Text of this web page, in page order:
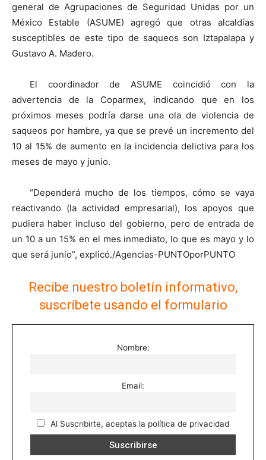
general de Agrupaciones de Seguridad Unidas por un
México Estable (ASUME) agregó que otras alcaldías
susceptibles de este tipo de saqueos son Iztapalapa y
Gustavo A. Madero.
El coordinador de ASUME coincidió con la
advertencia de la Coparmex, indicando que en los
próximos meses podría darse una ola de violencia de
saqueos por hambre, ya que se prevé un incremento del
10 al 15% de aumento en la incidencia delictiva para los
meses de mayo y junio.
“Dependerá mucho de los tiempos, cómo se vaya
reactivando (la actividad empresarial), los apoyos que
pudiera haber incluso del gobierno, pero de entrada de
un 10 a un 15% en el mes inmediato, lo que es mayo y lo
que será junio”, explicó./Agencias-PUNTOporPUNTO
Recibe nuestro boletín informativo,
suscríbete usando el formulario
Nombre:
Email:
Al Suscribirte, aceptas la política de privacidad